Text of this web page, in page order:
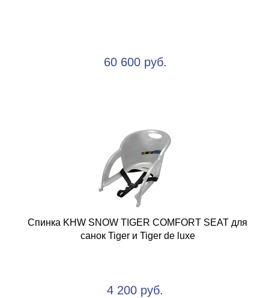
60 600 руб.
Спинка KHW SNOW TIGER COMFORT SEAT для
санок Tiger и Tiger de luxe
4 200 руб.